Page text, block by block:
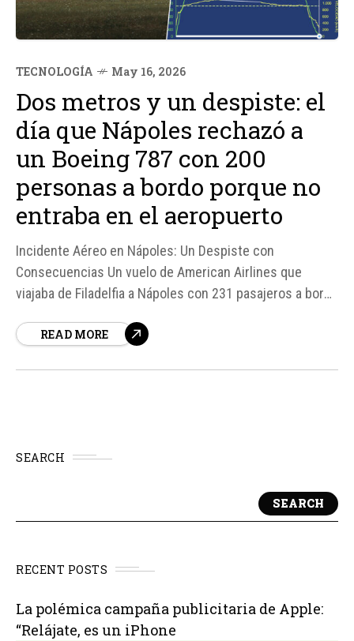
TECNOLOGÍA May 16, 2026
Dos metros y un despiste: el
día que Nápoles rechazó a
un Boeing 787 con 200
personas a bordo porque no
entraba en el aeropuerto
Incidente Aéreo en Nápoles: Un Despiste con
Consecuencias Un vuelo de American Airlines que
viajaba de Filadelfia a Nápoles con 231 pasajeros a bordo
burocrático. La razón principal fue que el avión, un
READ MORE
SEARCH
SEARCH
RECENT POSTS
La polémica campaña publicitaria de Apple:
“Relájate, es un iPhone